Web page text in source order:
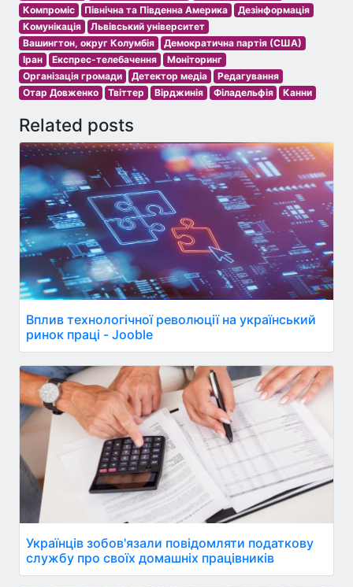
Компроміс
Північна та Південна Америка
Дезінформація
Комунікація
Львівський університет
Вашингтон, округ Колумбія
Демократична партія (США)
Іран
Експрес-телебачення
Моніторинг
Організація громади
Детектор медіа
Редагування
Отар Довженко
Твіттер Вірджинія Філадельфія Канни
Related posts
Вплив технологічної революції на український
ринок праці - Jooble
Українців зобов'язали повідомляти податкову
службу про своїх домашніх працівників